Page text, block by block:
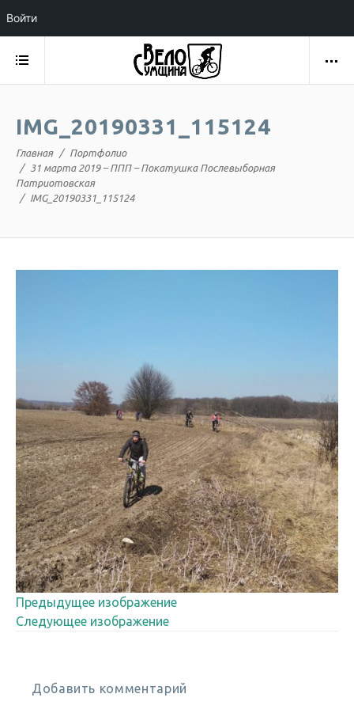
IMG_20190331_115124
Главная
Портфолио
31 марта 2019 – ППП – Покатушка Послевыборная
Патриотовская
IMG_20190331_115124
Предыдущее изображение
Следующее изображение
Добавить комментарий
Войти